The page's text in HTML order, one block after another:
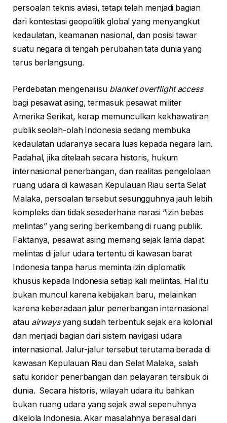
persoalan teknis aviasi, tetapi telah menjadi bagian
dari kontestasi geopolitik global yang menyangkut
kedaulatan, keamanan nasional, dan posisi tawar
suatu negara di tengah perubahan tata dunia yang
terus berlangsung.
Perdebatan mengenai isu blanket overflight access
bagi pesawat asing, termasuk pesawat militer
Amerika Serikat, kerap memunculkan kekhawatiran
publik seolah-olah Indonesia sedang membuka
kedaulatan udaranya secara luas kepada negara lain.
Padahal, jika ditelaah secara historis, hukum
internasional penerbangan, dan realitas pengelolaan
ruang udara di kawasan Kepulauan Riau serta Selat
Malaka, persoalan tersebut sesungguhnya jauh lebih
kompleks dan tidak sesederhana narasi “izin bebas
melintas” yang sering berkembang di ruang publik.
Faktanya, pesawat asing memang sejak lama dapat
melintas di jalur udara tertentu di kawasan barat
Indonesia tanpa harus meminta izin diplomatik
khusus kepada Indonesia setiap kali melintas. Hal itu
bukan muncul karena kebijakan baru, melainkan
karena keberadaan jalur penerbangan internasional
atau airwaysyang sudah terbentuk sejak era kolonial
dan menjadi bagian dari sistem navigasi udara
internasional. Jalur-jalur tersebut terutama berada di
kawasan Kepulauan Riau dan Selat Malaka, salah
satu koridor penerbangan dan pelayaran tersibuk di
dunia. Secara historis, wilayah udara itu bahkan
bukan ruang udara yang sejak awal sepenuhnya
dikelola Indonesia. Akar masalahnya berasal dari